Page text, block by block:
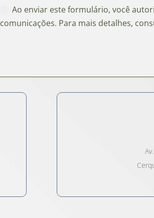
Ao enviar este formulário, você
comunicações. Para mais detalhes,